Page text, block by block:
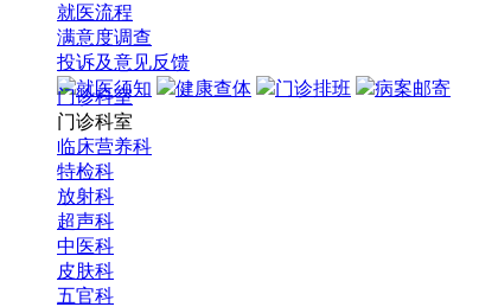
就医流程
满意度调查
投诉及意见反馈
就医须知
健康查体 门诊排班 病案邮寄
门诊科室
门诊科室
临床营养科
特检科
放射科
超声科
中医科
皮肤科
五官科